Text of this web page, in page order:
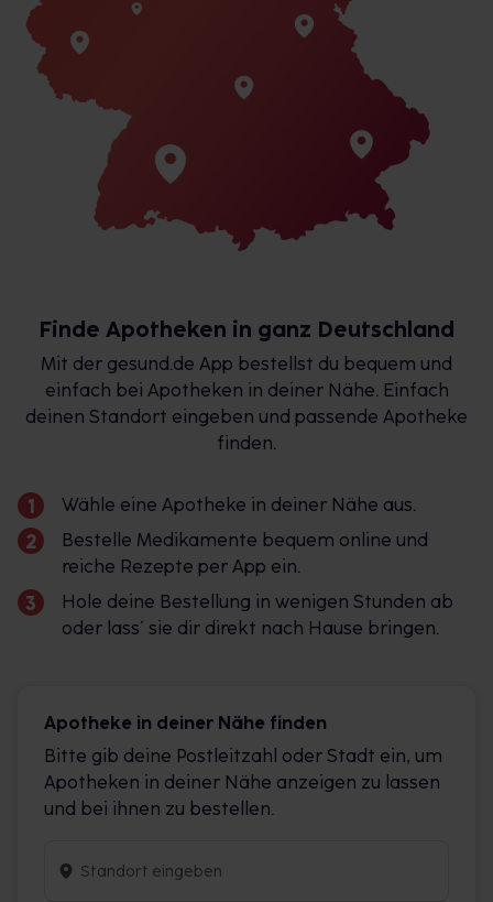
Finde Apotheken in ganz Deutschland
Mit der gesund.de App bestellst du bequem und
einfach bei Apotheken in deiner Nähe. Einfach
deinen Standort eingeben und passende Apotheke
finden.
Wähle eine Apotheke in deiner Nähe aus.
Bestelle Medikamente bequem online und
reiche Rezepte per App ein.
Hole deine Bestellung in wenigen Stunden ab
oder lass´ sie dir direkt nach Hause bringen.
Apotheke in deiner Nähe finden
Bitte gib deine Postleitzahl oder Stadt ein, um
Apotheken in deiner Nähe anzeigen zu lassen
und bei ihnen zu bestellen.